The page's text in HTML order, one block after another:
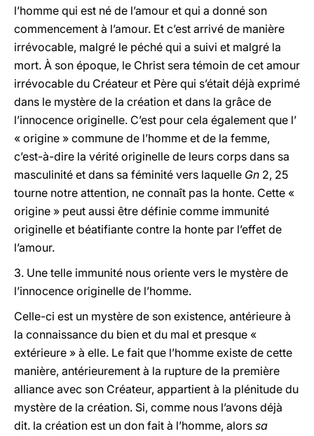
l’homme qui est né de l’amour et qui a donné son
commencement à l’amour. Et c’est arrivé de manière
irrévocable, malgré le péché qui a suivi et malgré la
mort. À son époque, le Christ sera témoin de cet amour
irrévocable du Créateur et Père qui s’était déjà exprimé
dans le mystère de la création et dans la grâce de
l’innocence originelle. C’est pour cela également que l’
« origine » commune de l’homme et de la femme,
c’est-à-dire la vérité originelle de leurs corps dans sa
masculinité et dans sa féminité vers laquelle Gn 2, 25
tourne notre attention, ne connaît pas la honte. Cette «
origine » peut aussi être définie comme immunité
originelle et béatifiante contre la honte par l’effet de
l’amour.
3. Une telle immunité nous oriente vers le mystère de
l’innocence originelle de l’homme.
Celle-ci est un mystère de son existence, antérieure à
la connaissance du bien et du mal et presque «
extérieure » à elle. Le fait que l’homme existe de cette
manière, antérieurement à la rupture de la première
alliance avec son Créateur, appartient à la plénitude du
mystère de la création. Si, comme nous l’avons déjà
dit. la création est un don fait à l’homme, alors sa